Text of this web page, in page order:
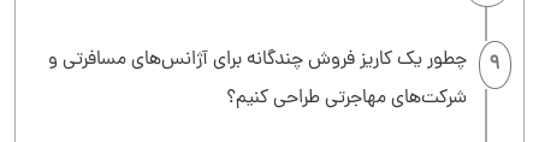
9
چطور یک کاریز فروش چندگانه برای آژانس‌های مسافرتی و
شرکت‌های مهاجرتی طراحی کنیم؟